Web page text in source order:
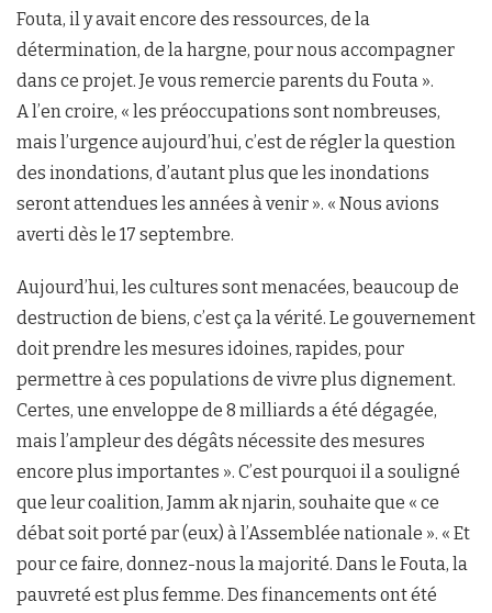
Fouta, il y avait encore des ressources, de la
détermination, de la hargne, pour nous accompagner
dans ce projet. Je vous remercie parents du Fouta ».
A l’en croire, « les préoccupations sont nombreuses,
mais l’urgence aujourd’hui, c’est de régler la question
des inondations, d’autant plus que les inondations
seront attendues les années à venir ». « Nous avions
averti dès le 17 septembre.
Aujourd’hui, les cultures sont menacées, beaucoup de
destruction de biens, c’est ça la vérité. Le gouvernement
doit prendre les mesures idoines, rapides, pour
permettre à ces populations de vivre plus dignement.
Certes, une enveloppe de 8 milliards a été dégagée,
mais l’ampleur des dégâts nécessite des mesures
encore plus importantes ». C’est pourquoi il a souligné
que leur coalition, Jamm ak njarin, souhaite que « ce
débat soit porté par (eux) à l’Assemblée nationale ». « Et
pour ce faire, donnez-nous la majorité. Dans le Fouta, la
pauvreté est plus femme. Des financements ont été